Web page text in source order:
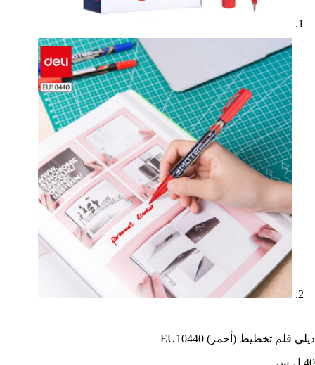
ديلي قلم تخطيط (أحمر) EU10440
40 ل.س